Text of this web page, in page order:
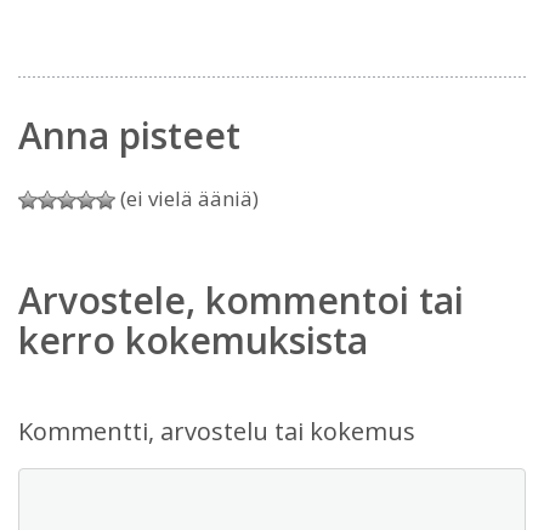
Anna pisteet
(ei vielä ääniä)
Arvostele, kommentoi tai
kerro kokemuksista
Kommentti, arvostelu tai kokemus